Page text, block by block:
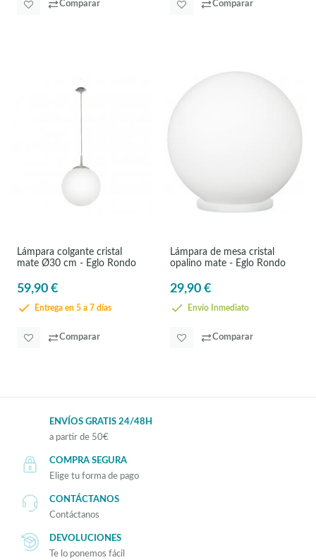
Comparar Comparar
Lámpara colgante cristal
mate Ø30 cm - Eglo Rondo
59,90 €
Entrega en 5 a 7 días
Comparar
Lámpara de mesa cristal
opalino mate - Eglo Rondo
29,90 €
Envío Inmediato
Comparar
ENVÍOS GRATIS 24/48H
a partir de 50€
COMPRA SEGURA
Elige tu forma de pago
CONTÁCTANOS
Contáctanos
DEVOLUCIONES
Te lo ponemos fácil